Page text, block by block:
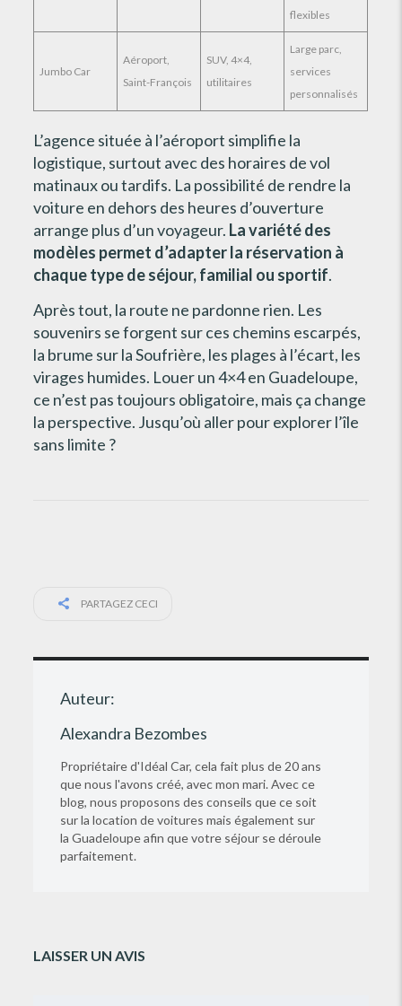
flexibles
Jumbo Car
Aéroport,
Saint-François
SUV, 4×4,
utilitaires
Large parc,
services
personnalisés
L’agence située à l’aéroport simplifie la
logistique, surtout avec des horaires de vol
matinaux ou tardifs. La possibilité de rendre la
voiture en dehors des heures d’ouverture
arrange plus d’un voyageur. La variété des
modèles permet d’adapter la réservation à
chaque type de séjour, familial ou sportif.
Après tout, la route ne pardonne rien. Les
souvenirs se forgent sur ces chemins escarpés,
la brume sur la Soufrière, les plages à l’écart, les
virages humides. Louer un 4×4 en Guadeloupe,
ce n’est pas toujours obligatoire, mais ça change
la perspective. Jusqu’où aller pour explorer l’île
sans limite ?
PARTAGEZ CECI
Auteur:
Alexandra Bezombes
Propriétaire d'Idéal Car, cela fait plus de 20 ans
que nous l'avons créé, avec mon mari. Avec ce
blog, nous proposons des conseils que ce soit
sur la location de voitures mais également sur
la Guadeloupe afin que votre séjour se déroule
parfaitement.
LAISSER UN AVIS